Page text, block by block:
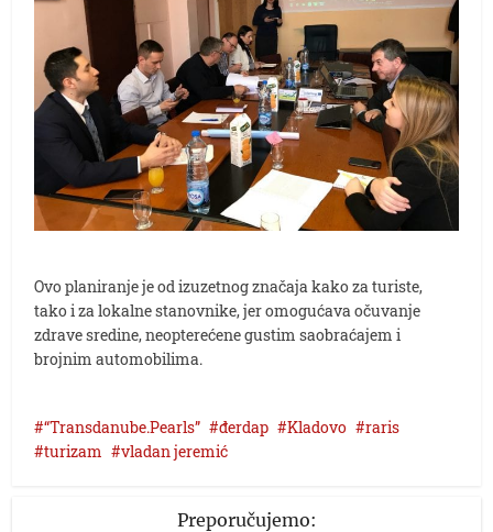
Ovo planiranje je od izuzetnog značaja kako za turiste,
tako i za lokalne stanovnike, jer omogućava očuvanje
zdrave sredine, neopterećene gustim saobraćajem i
brojnim automobilima.
“Transdanube.Pearls” đerdap Kladovo
raris
turizam
vladan jeremić
Preporučujemo: